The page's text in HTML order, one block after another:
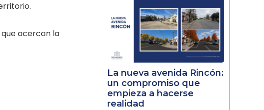
acercan la
La nueva avenida Rincón:
un compromiso que
empieza a hacerse
realidad